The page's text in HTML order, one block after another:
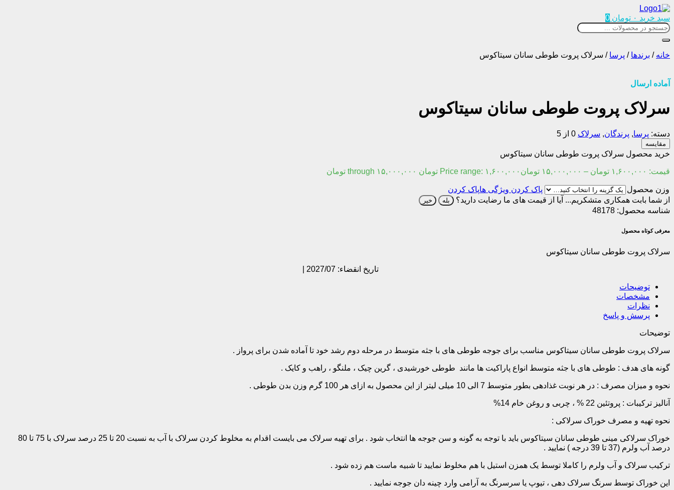
سبد خرید ۰ تومان 0
خانه / برندها / پرسا / سرلاک پروت طوطی سانان سیتاکوس
آماده ارسال
سرلاک پروت طوطی سانان سیتاکوس
دسته: پرسا, پرندگان, سرلاک 0 از 5
مقایسه
خرید محصول سرلاک پروت طوطی سانان سیتاکوس
قیمت: ۱,۶۰۰,۰۰۰ تومان – ۱۵,۰۰۰,۰۰۰ تومان Price range: ۱,۶۰۰,۰۰۰ تومان through ۱۵,۰۰۰,۰۰۰ تومان
وزن محصول
پاک کردن
از شما بابت همکاری متشکریم... آیا از قیمت های ما رضایت دارید؟ بله خیر
شناسه محصول: 48178
معرفی کوتاه محصول
سرلاک پروت طوطی سانان سیتاکوس
تاریخ انقضاء: 2027/07 |
توضیحات
مشخصات
نظرات
پرسش و پاسخ
توضیحات
سرلاک پروت طوطی سانان سیتاکوس مناسب برای جوجه طوطی های با جثه متوسط در مرحله دوم رشد خود تا آماده شدن برای پرواز .
گونه های هدف : طوطی های با جثه متوسط انواع پاراکیت ها مانند طوطی خورشیدی ، گرین چیک ، ملنگو ، راهب و کایک .
نحوه و میزان مصرف : در هر نوبت غذادهی بطور متوسط 7 الی 10 میلی لیتر از این محصول به ازای هر 100 گرم وزن بدن طوطی .
آنالیز ترکیبات : پروتئین 22 % ، چربی و روغن خام 14%
نحوه تهیه و مصرف خوراک سرلاکی :
خوراک سرلاکی مینی طوطی سانان سیتاکوس باید با توجه به گونه و سن جوجه ها انتخاب شود . برای تهیه سرلاک می بایست اقدام به مخلوط کردن سرلاک با آب به نسبت 20 تا 25 درصد سرلاک با 75 تا 80
درصد آب ولرم (37 تا 39 درجه ) نمایید .
ترکیب سرلاک و آب ولرم را کاملا توسط یک همزن استیل با هم مخلوط نمایید تا شبیه ماست هم زده شود .
این خوراک توسط سرنگ سرلاک دهی ، تیوپ یا سرسرنگ به آرامی وارد چینه دان جوجه نمایید .